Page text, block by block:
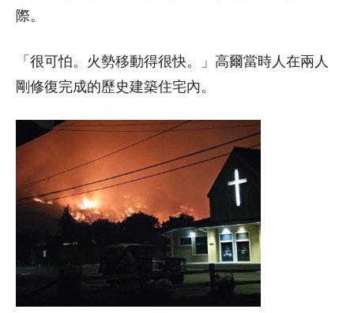
際。
「很可怕。火勢移動得很快。」高爾當時人在兩人
剛修復完成的歷史建築住宅內。